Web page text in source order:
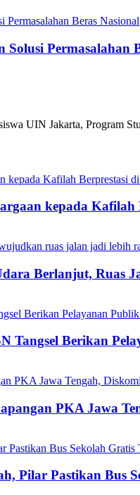
Permasalahan
UIN Jakarta, Program
kepada
Berlanjut, Ruas
Tangsel Berikan
PKA Jawa
Pilar Pastikan Bus